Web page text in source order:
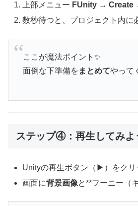
上部メニュー FUnity → Create
数秒待つと、プロジェクト内に
ここが魔法ポイント✨
面倒な下準備を まとめてやって
ステップ④：再生してみよ
Unityの再生ボタン（▶）をクリ
画面に背景画像と**フーニー（